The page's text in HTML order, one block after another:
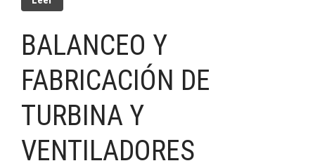
BALANCEO Y
FABRICACIÓN DE
TURBINA Y
VENTILADORES